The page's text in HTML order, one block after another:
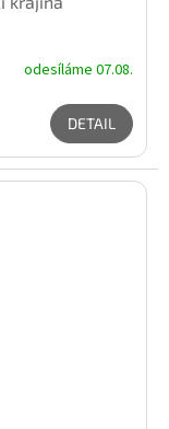
odesíláme 07.08.
DETAIL